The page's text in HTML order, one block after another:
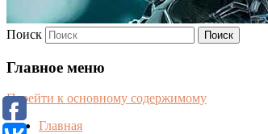
Поиск
Главное меню
Перейти к основному содержимому
Главная